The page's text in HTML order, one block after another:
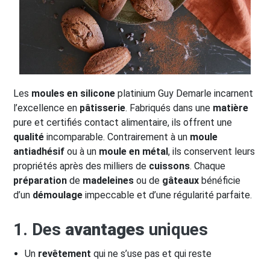
Les moules en silicone platinium Guy Demarle incarnent
l’excellence en pâtisserie. Fabriqués dans une matière
pure et certifiés contact alimentaire, ils offrent une
qualité incomparable. Contrairement à un moule
antiadhésif ou à un moule en métal, ils conservent leurs
propriétés après des milliers de cuissons. Chaque
préparation de madeleines ou de gâteaux bénéficie
d’un démoulage impeccable et d’une régularité parfaite.
1. Des avantages uniques
Un revêtement qui ne s’use pas et qui reste